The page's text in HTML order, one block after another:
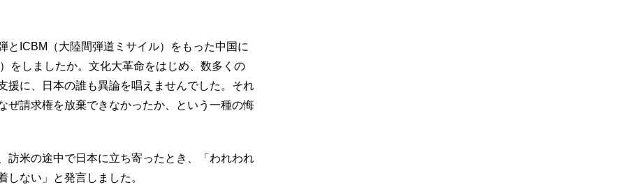
とICBM（大陸間弾道ミサイル）をもった中国に
をしましたか。文化大革命をはじめ、数多くの
援に、日本の誰も異論を唱えませんでした。それ
ぜ請求権を放棄できなかったか、という一種の悔
訪米の途中で日本に立ち寄ったとき、「われわれ
しない」と発言しました。